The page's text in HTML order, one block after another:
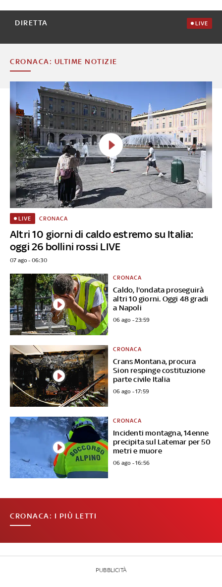
DIRETTA LIVE
CRONACA: ULTIME NOTIZIE
Altri 10 giorni di caldo estremo su Italia:
oggi 26 bollini rossi LIVE
LIVE CRONACA
07 ago - 06:30
Caldo, l'ondata proseguirà
altri 10 giorni. Oggi 48 gradi
a Napoli
CRONACA
06 ago - 23:59
Crans Montana, procura
Sion respinge costituzione
parte civile Italia
CRONACA
06 ago - 17:59
Incidenti montagna, 14enne
precipita sul Latemar per 50
metri e muore
CRONACA
06 ago - 16:56
CRONACA: I PIÙ LETTI
PUBBLICITÀ